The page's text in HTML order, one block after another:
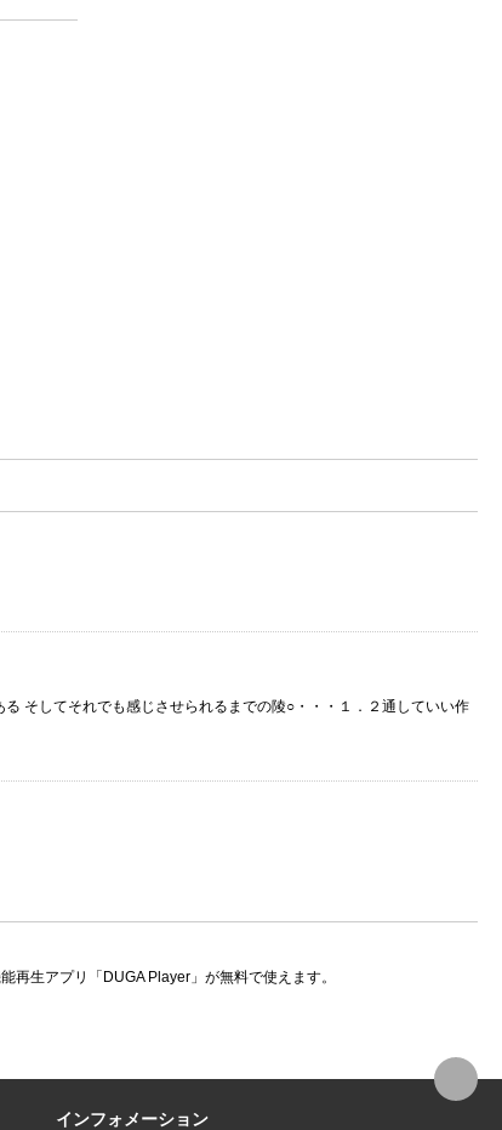
そしてそれでも感じさせられるまでの陵○・・・１．２通していい作
生アプリ「DUGA Player」が無料で使えます。
インフォメーション